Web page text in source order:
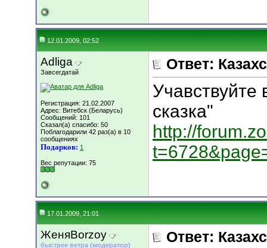
12.01.2009, 02:52
Adliga
Завсегдатай
Регистрация: 21.02.2007
Адрес: Витебск (Беларусь)
Сообщений: 101
Сказал(а) спасибо: 50
Поблагодарили 42 раз(а) в 10
сообщениях
Подарков: 1
Вес репутации: 75
Ответ:
Учавствуйте
сказка"
http://
17.01.2009, 21:01
ЖеняBorzoy
быстрее ветра (модератор)
Ответ: